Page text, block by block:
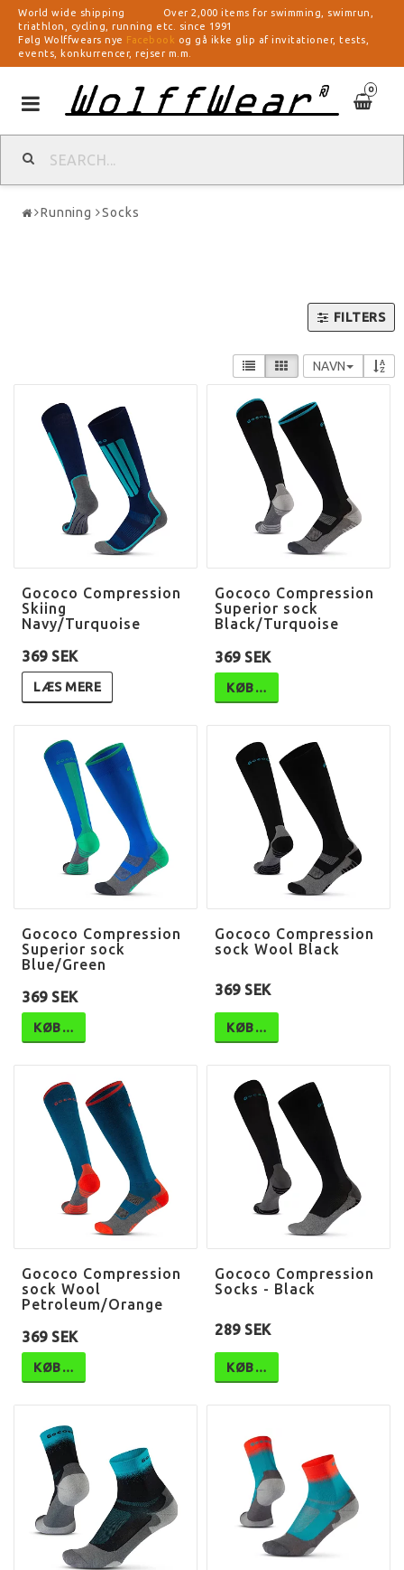
World wide shipping Over 2,000 items for swimming, swimrun,
triathlon, cycling, running etc. since 1991
Følg Wolffwears nye Facebook og gå ikke glip af invitationer, tests,
events, konkurrencer, rejser m.m.
0
Toggle
navigation
Running Socks
FILTERS
NAVN
Gococo Compression
Skiing
Navy/Turquoise
369 SEK
LÆS MERE
Gococo Compression
Superior sock
Black/Turquoise
369 SEK
KØB…
Gococo Compression
Superior sock
Blue/Green
369 SEK
KØB…
Gococo Compression
sock Wool Black
369 SEK
KØB…
Gococo Compression
sock Wool
Petroleum/Orange
369 SEK
KØB…
Gococo Compression
Socks - Black
289 SEK
KØB…